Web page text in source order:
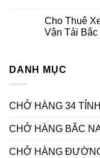
Gòn
Hà
Nội
Miền
Nam
đi
ngày
–
bình
luận
ở
Tải
15T
Hải
Phòng
Bình
Dương
Cho Thuê
Vận Tải Bắc
luận
ở
Xe
Chở
HCM
đi
Nội
2026
DANH MỤC
CHỞ HÀNG 34
CHỞ HÀNG BẮC
CHỞ HÀNG